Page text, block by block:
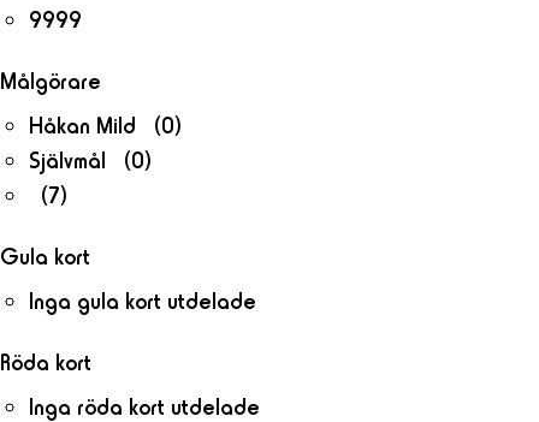
9999
Målgörare
Håkan Mild (0)
Självmål (0)
(7)
Gula kort
Inga gula kort utdelade
Röda kort
Inga röda kort utdelade